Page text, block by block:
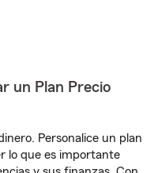
un Plan Precio
Personalice un plan
lo que es importante